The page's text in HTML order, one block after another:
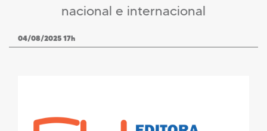
nacional e internacional
04/08/2025 17h